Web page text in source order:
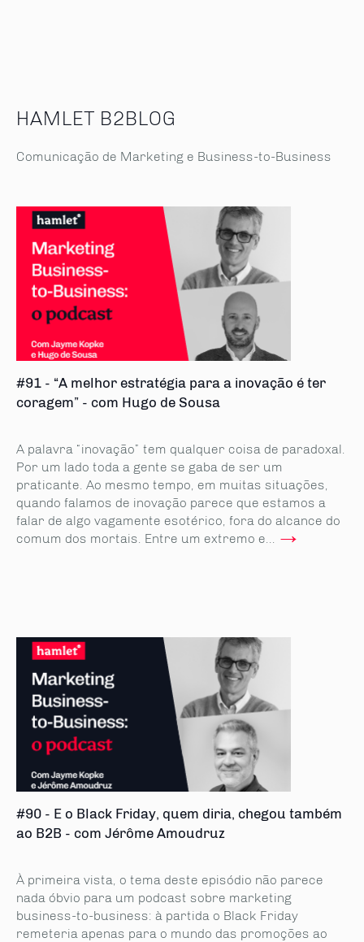
HAMLET B2BLOG
Comunicação de Marketing e Business-to-Business
#91 - “A melhor estratégia para a inovação é ter
coragem” - com Hugo de Sousa
A palavra “inovação” tem qualquer coisa de paradoxal.
Por um lado toda a gente se gaba de ser um
praticante. Ao mesmo tempo, em muitas situações,
quando falamos de inovação parece que estamos a
falar de algo vagamente esotérico, fora do alcance do
comum dos mortais. Entre um extremo e...→
#90 - E o Black Friday, quem diria, chegou também
ao B2B - com Jérôme Amoudruz
À primeira vista, o tema deste episódio não parece
nada óbvio para um podcast sobre marketing
business-to-business: à partida o Black Friday
remeteria apenas para o mundo das promoções ao